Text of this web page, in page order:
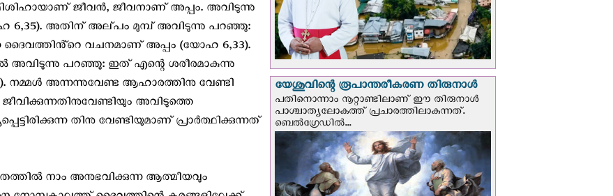
ജീവൻ, ജീവനാണ് അപ്പം. അവിടുന്നു
6,35). അതിന് അല്‌പം മുമ്പ് അവിടുന്നു പറഞ്ഞു:
ദൈവത്തിൻ്റെ വചനമാണ് അപ്പം (യോഹ 6,33).
അവിടുന്നു പറഞ്ഞു: ഇത് എന്റെ ശരീരമാകുന്നു
നമ്മൾ അന്നന്നുവേണ്ട ആഹാരത്തിനു വേണ്ടി
അവിടുത്തെ
തിനു വേണ്ടിയുമാണ് പ്രാർത്ഥിക്കുന്നത്
നാം അനുഭവിക്കുന്ന ആത്മീയവും
യേശുവിന്റെ രൂപാന്തരീകരണ തിരുനാള്‍
പതിനൊന്നാം നൂറ്റാണ്ടിലാണ് ഈ തിരുനാള്‍
പാശ്ചാത്യലോകത്ത് പ്രചാരത്തിലാകുന്നത്.
ബെല്‍ഗ്രേഡില്‍...